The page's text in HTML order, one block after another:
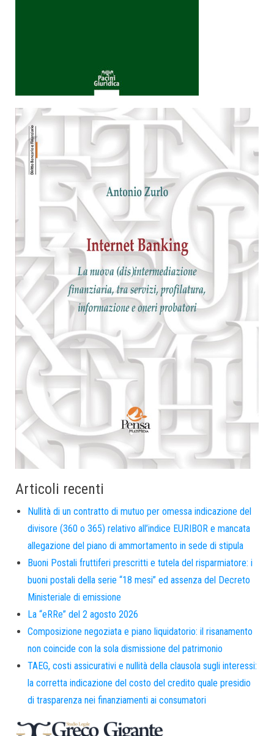
Articoli recenti
Nullità di un contratto di mutuo per omessa indicazione del
divisore (360 o 365) relativo all’indice EURIBOR e mancata
allegazione del piano di ammortamento in sede di stipula
Buoni Postali fruttiferi prescritti e tutela del risparmiatore: i
buoni postali della serie “18 mesi” ed assenza del Decreto
Ministeriale di emissione
La “eRRe” del 2 agosto 2026
Composizione negoziata e piano liquidatorio: il risanamento
non coincide con la sola dismissione del patrimonio
TAEG, costi assicurativi e nullità della clausola sugli interessi:
la corretta indicazione del costo del credito quale presidio
di trasparenza nei finanziamenti ai consumatori